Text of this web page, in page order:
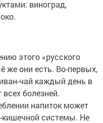
виноград,
этого «русского
же они есть. Во-первых,
чай каждый день в
болезней.
напиток может
системы. Не